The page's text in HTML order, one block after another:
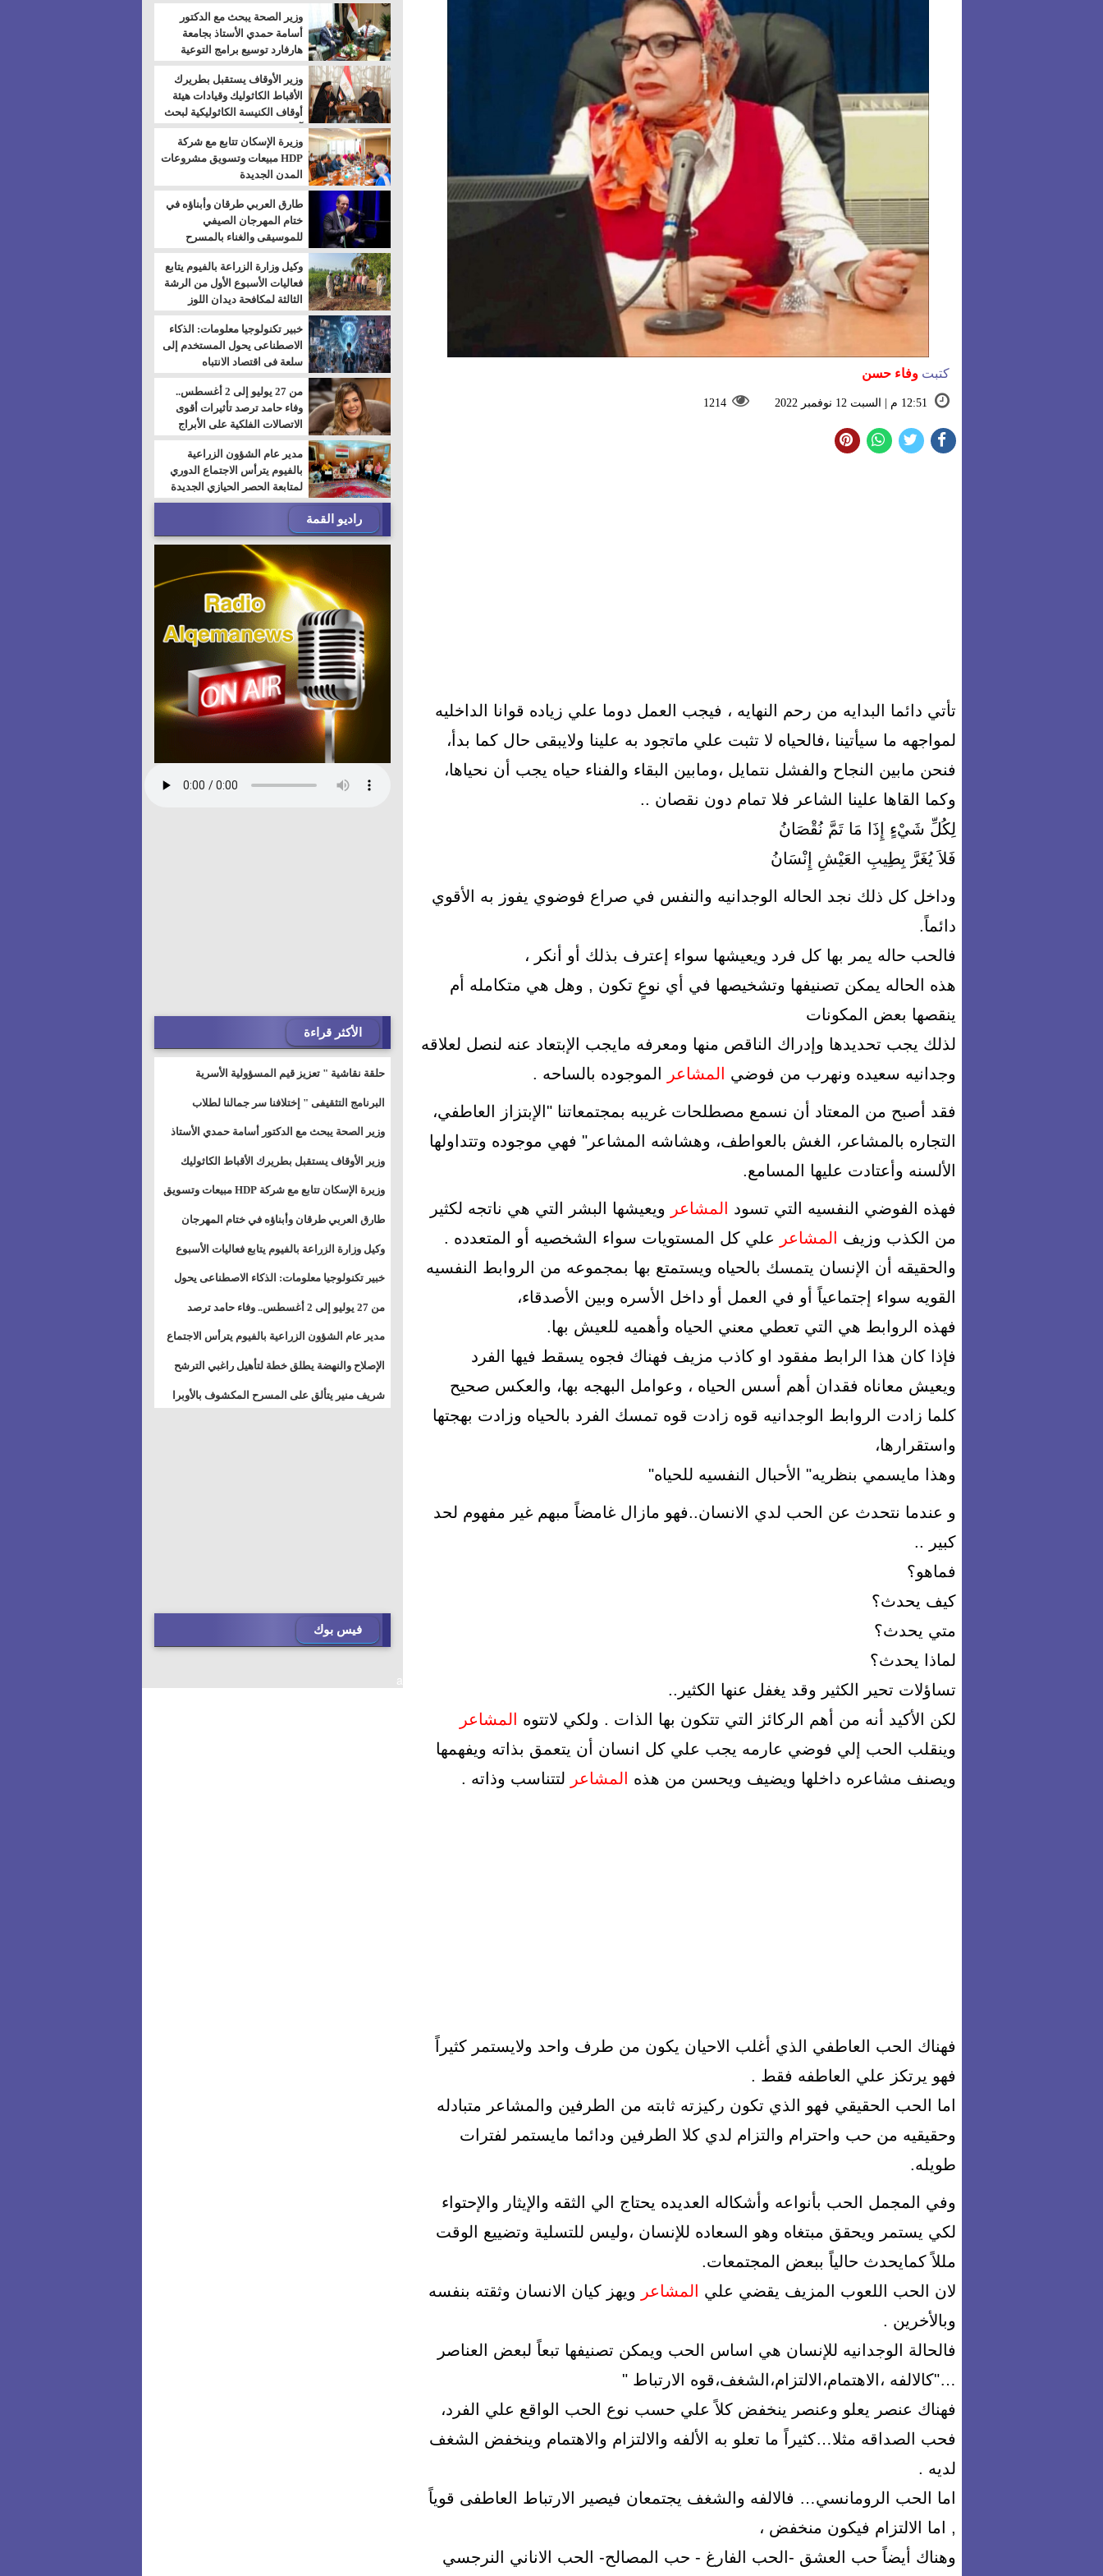
كتبتوفاء حسن
12:51 م | السبت 12 نوفمبر 2022 1214
تأتي دائما البدايه من رحم النهايه ، فيجب العمل دوما علي زياده قوانا الداخليه
لمواجهه ما سيأتينا ،فالحياه لا تثبت علي ماتجود به علينا ولايبقى حال كما بدأ،
فنحن مابين النجاح والفشل نتمايل ،ومابين البقاء والفناء حياه يجب أن نحياها،
وكما القاها علينا الشاعر فلا تمام دون نقصان ..
لِكُلِّ شَيْءٍ إِذَا مَا تَمَّ نُقْصَانُ
فَلاَ يُغَرَّ بِطِيبِ العَيْشِ إِنْسَانُ
وداخل كل ذلك نجد الحاله الوجدانيه والنفس في صراع فوضوي يفوز به الأقوي
دائماً.
فالحب حاله يمر بها كل فرد ويعيشها سواء إعترف بذلك أو أنكر ،
هذه الحاله يمكن تصنيفها وتشخيصها في أي نوعٍ تكون , وهل هي متكامله أم
ينقصها بعض المكونات
لذلك يجب تحديدها وإدراك الناقص منها ومعرفه مايجب الإبتعاد عنه لنصل لعلاقه
وجدانيه سعيده ونهرب من فوضي
المشاعر الموجوده بالساحه .
فقد أصبح من المعتاد أن نسمع مصطلحات غريبه بمجتمعاتنا "الإبتزاز العاطفي،
التجاره بالمشاعر، الغش بالعواطف، وهشاشه المشاعر" فهي موجوده وتتداولها
الألسنه وأعتادت عليها المسامع.
فهذه الفوضي النفسيه التي تسود المشاعر ويعيشها البشر التي هي ناتجه لكثير
من الكذب وزيف
المشاعر
علي كل المستويات سواء الشخصيه أو المتعدده .
والحقيقه أن الإنسان يتمسك بالحياه ويستمتع بها بمجموعه من الروابط النفسيه
القويه سواء إجتماعياً أو في العمل أو داخل الأسره وبين الأصدقاء،
فهذه الروابط هي التي تعطي معني الحياه وأهميه للعيش بها.
فإذا كان هذا الرابط مفقود او كاذب مزيف فهناك فجوه يسقط فيها الفرد
ويعيش معاناه فقدان أهم أسس الحياه ، وعوامل البهجه بها، والعكس صحيح
كلما زادت الروابط الوجدانيه قوه زادت قوه تمسك الفرد بالحياه وزادت بهجتها
واستقرارها،
وهذا مايسمي بنظريه" الأحبال النفسيه للحياه"
و عندما نتحدث عن الحب لدي الانسان..فهو مازال غامضاً مبهم غير مفهوم لحد
كبير ..
فماهو؟
كيف يحدث؟
متي يحدث؟
لماذا يحدث؟
تساؤلات تحير الكثير وقد يغفل عنها الكثير..
لكن الأكيد أنه من أهم الركائز التي تتكون بها الذات . ولكي لاتتوه
المشاعر
وينقلب الحب إلي فوضي عارمه يجب علي كل انسان أن يتعمق بذاته ويفهمها
ويصنف مشاعره داخلها ويضيف ويحسن من هذه
المشاعر لتتناسب وذاته .
فهناك الحب العاطفي الذي أغلب الاحيان يكون من طرف واحد ولايستمر كثيراً
فهو يرتكز علي العاطفه فقط .
اما الحب الحقيقي فهو الذي تكون ركيزته ثابته من الطرفين والمشاعر متبادله
وحقيقيه من حب واحترام والتزام لدي كلا الطرفين ودائما مايستمر لفترات
طويله.
وفي المجمل الحب بأنواعه وأشكاله العديده يحتاج الي الثقه والإيثار والإحتواء
لكي يستمر ويحقق مبتغاه وهو السعاده للإنسان ،وليس للتسلية وتضييع الوقت
مللاً كمايحدث حالياً ببعض المجتمعات.
لان الحب اللعوب المزيف يقضي علي
المشاعر ويهز كيان الانسان وثقته بنفسه
وبالأخرين .
فالحالة الوجدانيه للإنسان هي اساس الحب ويمكن تصنيفها تبعاً لبعض العناصر
…"كالالفه ،الاهتمام،الالتزام،الشغف،قوه الارتباط "
فهناك عنصر يعلو وعنصر ينخفض كلاً علي حسب نوع الحب الواقع علي الفرد،
فحب الصداقه مثلا…كثيراً ما تعلو به الألفه والالتزام والاهتمام وينخفض الشغف
لديه .
اما الحب الرومانسي… فالالفه والشغف يجتمعان فيصير الارتباط العاطفى قوياً
, اما الالتزام فيكون منخفض ،
وهناك أيضاً حب العشق -الحب الفارغ - حب المصالح- الحب الاناني النرجسي
بالسويس
وزير الصحة يبحث مع الدكتور
أسامة حمدي الأستاذ بجامعة
هارفارد توسيع برامج التوعية
بمرض السكري
وزير الأوقاف يستقبل بطريرك
الأقباط الكاثوليك وقيادات هيئة
أوقاف الكنيسة الكاثوليكية لبحث
آفاق التعاون المشترك
وزيرة الإسكان تتابع مع شركة
HDP مبيعات وتسويق مشروعات
المدن الجديدة
طارق العربي طرقان وأبناؤه في
ختام المهرجان الصيفي
للموسيقى والغناء بالمسرح
المكشوف
وكيل وزارة الزراعة بالفيوم يتابع
فعاليات الأسبوع الأول من الرشة
الثالثة لمكافحة ديدان اللوز
للقطن
خبير تكنولوجيا معلومات: الذكاء
الاصطناعى يحول المستخدم إلى
سلعة فى اقتصاد الانتباه
من 27 يوليو إلى 2 أغسطس..
وفاء حامد ترصد تأثيرات أقوى
الاتصالات الفلكية على الأبراج
مدير عام الشؤون الزراعية
بالفيوم يترأس الاجتماع الدوري
لمتابعة الحصر الحيازي الجديدة
راديو القمة
الأكثر قراءة
حلقة نقاشية " تعزيز قيم المسؤولية الأسرية
البرنامج التثقيفى " إختلافنا سر جمالنا لطلاب
وطالبات ذوى الهمهم" بمدارس التربية الخاصة
وزير الصحة يبحث مع الدكتور أسامة حمدي الأستاذ
بجامعة هارفارد توسيع برامج التوعية بمرض السكري
وزير الأوقاف يستقبل بطريرك الأقباط الكاثوليك
وزيرة الإسكان تتابع مع شركة HDP مبيعات وتسويق
مشروعات المدن الجديدة
طارق العربي طرقان وأبناؤه في ختام المهرجان
الصيفي للموسيقى والغناء بالمسرح المكشوف
وكيل وزارة الزراعة بالفيوم يتابع فعاليات الأسبوع
خبير تكنولوجيا معلومات: الذكاء الاصطناعى يحول
المستخدم إلى سلعة فى اقتصاد الانتباه
من 27 يوليو إلى 2 أغسطس.. وفاء حامد ترصد
تأثيرات أقوى الاتصالات الفلكية على الأبراج
مدير عام الشؤون الزراعية بالفيوم يترأس الاجتماع
الدوري لمتابعة الحصر الحيازي الجديدة
الإصلاح والنهضة يطلق خطة لتأهيل راغبي الترشح
للمجالس الشعبية المحلية ويستعرض خطط أماناته
بالمحافظات
شريف منير يتألق على المسرح المكشوف بالأوبرا
فيس بوك
a